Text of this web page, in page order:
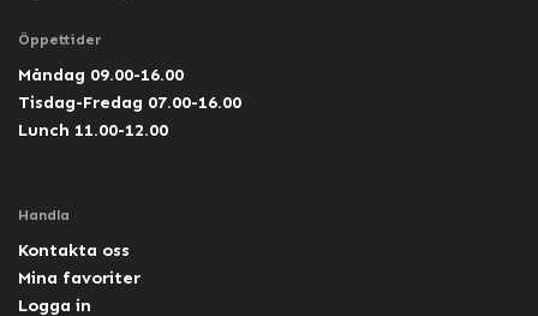
Öppettider
Måndag 09.00-16.00
Tisdag-Fredag 07.00-16.00
Lunch 11.00-12.00
Handla
Kontakta oss
Mina favoriter
Logga in